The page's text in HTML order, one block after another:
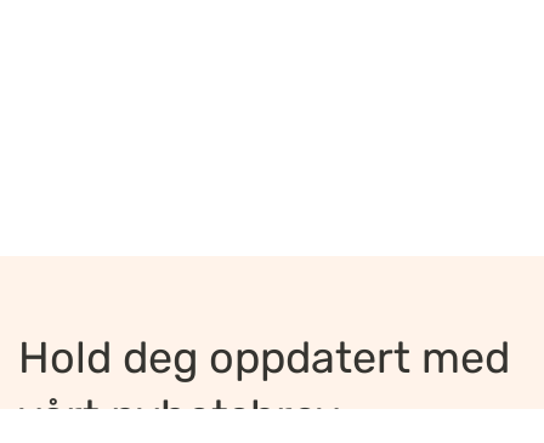
Hold deg oppdatert med
vårt nyhetsbrev